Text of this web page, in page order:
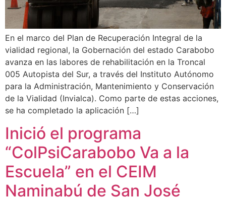
En el marco del Plan de Recuperación Integral de la
vialidad regional, la Gobernación del estado Carabobo
avanza en las labores de rehabilitación en la Troncal
005 Autopista del Sur, a través del Instituto Autónomo
para la Administración, Mantenimiento y Conservación
de la Vialidad (Invialca). Como parte de estas acciones,
se ha completado la aplicación […]
Inició el programa
“ColPsiCarabobo Va a la
Escuela” en el CEIM
Naminabú de San José